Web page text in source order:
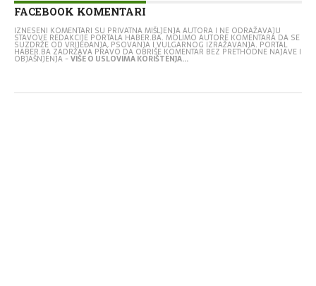
FACEBOOK KOMENTARI
IZNESENI KOMENTARI SU PRIVATNA MIŠLJENJA AUTORA I NE ODRAŽAVAJU
STAVOVE REDAKCIJE PORTALA HABER.BA. MOLIMO AUTORE KOMENTARA DA SE
SUZDRŽE OD VRIJEĐANJA, PSOVANJA I VULGARNOG IZRAŽAVANJA. PORTAL
HABER.BA ZADRŽAVA PRAVO DA OBRIŠE KOMENTAR BEZ PRETHODNE NAJAVE I
OBJAŠNJENJA -VIŠE O USLOVIMA KORIŠTENJA...